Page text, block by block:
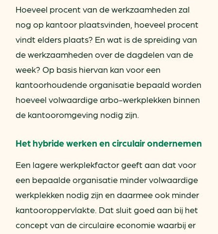
Hoeveel procent van de werkzaamheden zal
nog op kantoor plaatsvinden, hoeveel procent
vindt elders plaats? En wat is de spreiding van
de werkzaamheden over de dagdelen van de
week? Op basis hiervan kan voor een
kantoorhoudende organisatie bepaald worden
hoeveel volwaardige arbo-werkplekken binnen
de kantooromgeving nodig zijn.
Het hybride werken en circulair ondernemen
Een lagere werkplekfactor geeft aan dat voor
een bepaalde organisatie minder volwaardige
werkplekken nodig zijn en daarmee ook minder
kantooroppervlakte. Dat sluit goed aan bij het
concept van de circulaire economie waarbij er